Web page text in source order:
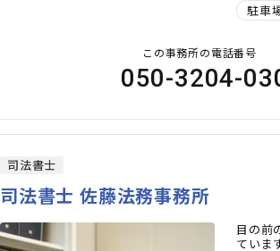
駐車
この事務所の電話番号
050-3204-
司法書士
司法書士 佐藤法務事務所
目の前
ていま